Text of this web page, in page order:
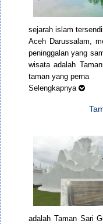
sejarah islam
Aceh Darussalam,
peninggalan yang
wisata adalah
taman yang perna
Selengkapnya
adalah Taman Sari